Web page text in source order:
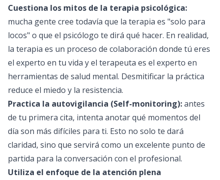
Cuestiona los mitos de la terapia psicológica:
mucha gente cree todavía que la terapia es "solo para
locos" o que el psicólogo te dirá qué hacer. En realidad,
la terapia es un proceso de colaboración donde tú eres
el experto en tu vida y el terapeuta es el experto en
herramientas de salud mental. Desmitificar la práctica
reduce el miedo y la resistencia.
Practica la autovigilancia (Self-monitoring):antes
de tu primera cita, intenta anotar qué momentos del
día son más difíciles para ti. Esto no solo te dará
claridad, sino que servirá como un excelente punto de
partida para la conversación con el profesional.
Utiliza el enfoque de la atención plena